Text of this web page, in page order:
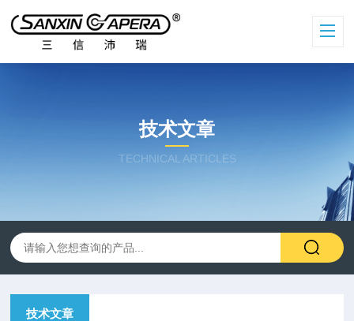
技术文章
TECHNICAL ARTICLES
技术文章